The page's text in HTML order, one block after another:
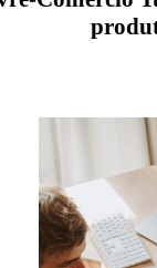
Acordo de Livre-
no
entre
a Noruega, e a